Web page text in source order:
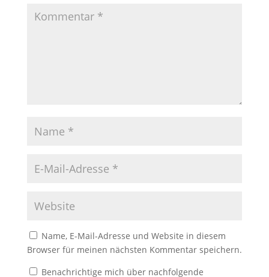
Name, E-Mail-Adresse und Website in diesem
Browser für meinen nächsten Kommentar speichern.
Benachrichtige mich über nachfolgende